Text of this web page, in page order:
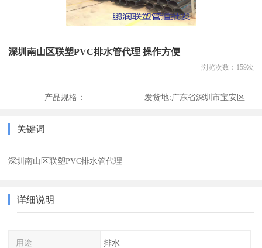
深圳南山区联塑PVC排水管代理 操作方便
浏览次数： 159次
产品规格： 发货地:广东省深圳市宝安区
关键词
深圳南山区联塑PVC排水管代理
详细说明
用途 排水